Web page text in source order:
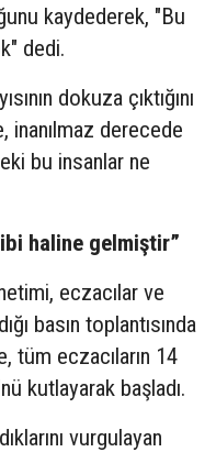
kaydederek, "Bu
dedi.
dokuza çıktığını
inanılmaz derecede
bu insanlar ne
haline gelmiştir”
eczacılar ve
basın toplantısında
tüm eczacıların 14
kutlayarak başladı.
vurgulayan